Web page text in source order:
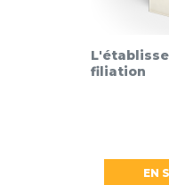
filiation
EN